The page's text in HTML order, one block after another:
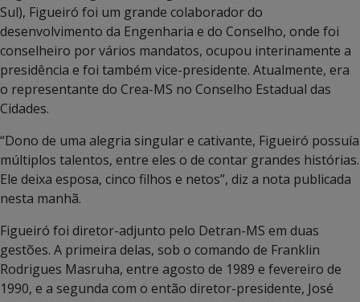
Sul), Figueiró foi um grande colaborador do
desenvolvimento da Engenharia e do Conselho, onde foi
conselheiro por vários mandatos, ocupou interinamente a
presidência e foi também vice-presidente. Atualmente, era
o representante do Crea-MS no Conselho Estadual das
Cidades.
“Dono de uma alegria singular e cativante, Figueiró possuía
múltiplos talentos, entre eles o de contar grandes histórias.
Ele deixa esposa, cinco filhos e netos”, diz a nota publicada
nesta manhã.
Figueiró foi diretor-adjunto pelo Detran-MS em duas
gestões. A primeira delas, sob o comando de Franklin
Rodrigues Masruha, entre agosto de 1989 e fevereiro de
1990, e a segunda com o então diretor-presidente, José